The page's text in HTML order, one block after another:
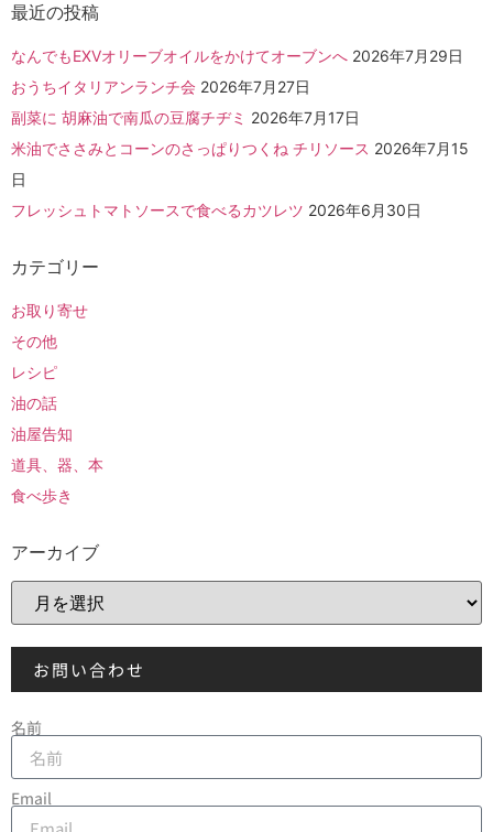
最近の投稿
なんでもEXVオリーブオイルをかけてオーブンへ 2026年7月29日
おうちイタリアンランチ会 2026年7月27日
副菜に 胡麻油で南瓜の豆腐チヂミ 2026年7月17日
米油でささみとコーンのさっぱりつくね チリソース 2026年7月15
日
フレッシュトマトソースで食べるカツレツ 2026年6月30日
カテゴリー
お取り寄せ
その他
レシピ
油の話
油屋告知
道具、器、本
食べ歩き
アーカイブ
お問い合わせ
名前
Email